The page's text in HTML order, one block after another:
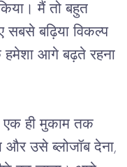
मैं तो बहुत
सबसे बढ़िया विकल्प
हमेशा आगे बढ़ते रहना
ही मुकाम तक
उसे ब्लोजॉब देना,